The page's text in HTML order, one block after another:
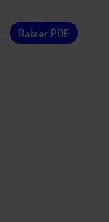
Baixar PDF